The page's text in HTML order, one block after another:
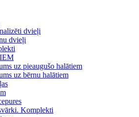
dvieļi
dvieļi
uz pieaugušo halātiem
uz bērnu halātiem
Komplekti